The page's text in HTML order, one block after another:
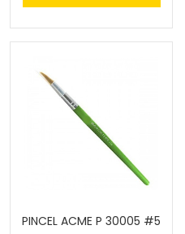
PINCEL ACME P 30005 #5